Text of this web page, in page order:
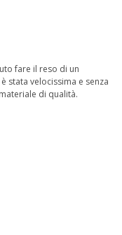
fare il reso di un
stata velocissima e senza
di qualità.